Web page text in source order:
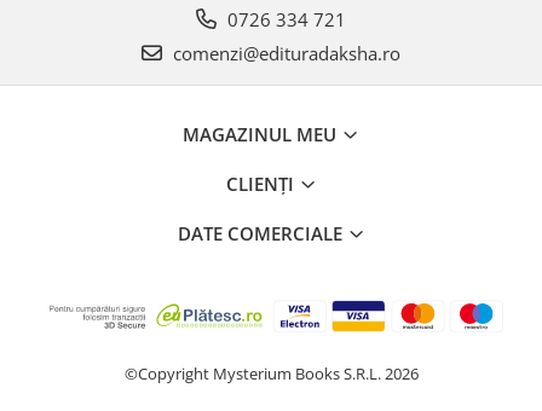
0726 334 721
comenzi@edituradaksha.ro
MAGAZINUL MEU
CLIENȚI
DATE COMERCIALE
©Copyright Mysterium Books S.R.L. 2026